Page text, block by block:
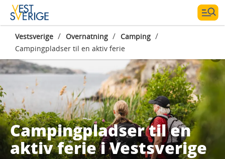
Vestsverige / Overnatning / Camping /
Campingpladser til en aktiv ferie
Campingpladser til en
aktiv ferie i Vestsverige